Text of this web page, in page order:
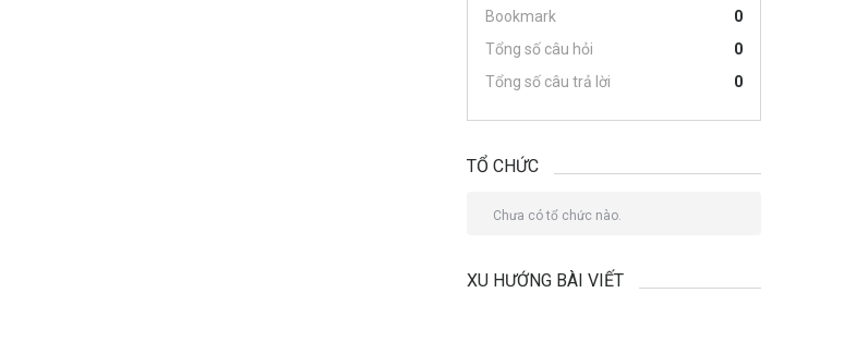
Bookmark
0
Tổng số câu hỏi
0
Tổng số câu trả lời
0
TỔ CHỨC
Chưa có tổ chức nào.
XU HƯỚNG BÀI VIẾT